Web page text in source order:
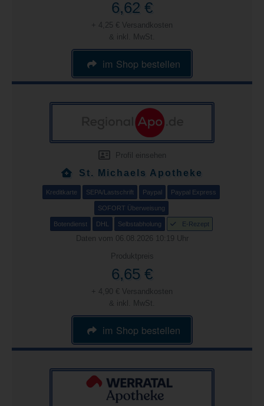
6,62 €
+ 4,25 € Versandkosten
& inkl. MwSt.
im Shop bestellen
Profil einsehen
St. Michaels Apotheke
Kreditkarte SEPA/Lastschrift Paypal Paypal Express
SOFORT Überweisung
Botendienst DHL Selbstabholung E-Rezept
Daten vom 06.08.2026 10:19 Uhr
Produktpreis
6,65 €
+ 4,90 € Versandkosten
& inkl. MwSt.
im Shop bestellen